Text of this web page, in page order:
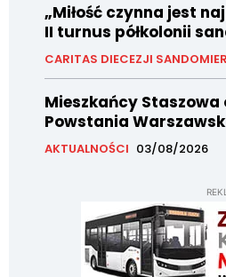
„Miłość czynna jest
II turnus półkolonii
CARITAS DIECEZJI
Mieszkańcy
Powstania
AKTUALNOŚCI 03/08/2026